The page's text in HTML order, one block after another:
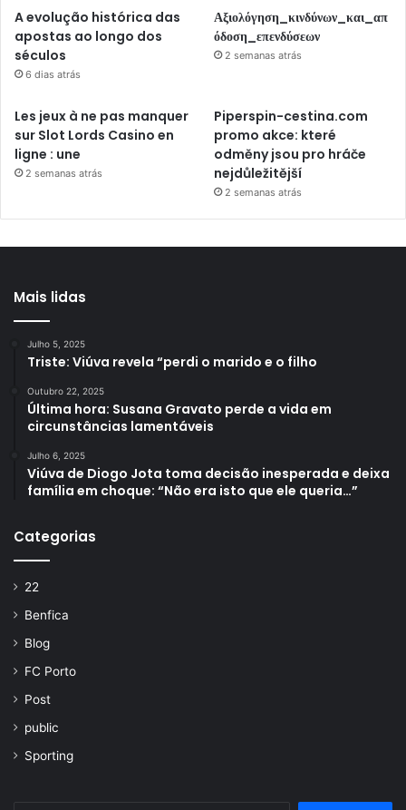
A evolução histórica das
apostas ao longo dos
séculos
6 dias atrás
Αξιολόγηση_κινδύνων_και_απ
όδοση_επενδύσεων
2 semanas atrás
Les jeux à ne pas manquer
sur Slot Lords Casino en
ligne : une
2 semanas atrás
Piperspin-cestina.com
promo akce: které
odměny jsou pro hráče
nejdůležitější
2 semanas atrás
Mais lidas
Julho 5, 2025
Triste: Viúva revela “perdi o marido e o filho
Outubro 22, 2025
Última hora: Susana Gravato perde a vida em
circunstâncias lamentáveis
Julho 6, 2025
Viúva de Diogo Jota toma decisão inesperada e deixa
família em choque: “Não era isto que ele queria…”
Categorias
22
Benfica
Blog
FC Porto
Post
public
Sporting